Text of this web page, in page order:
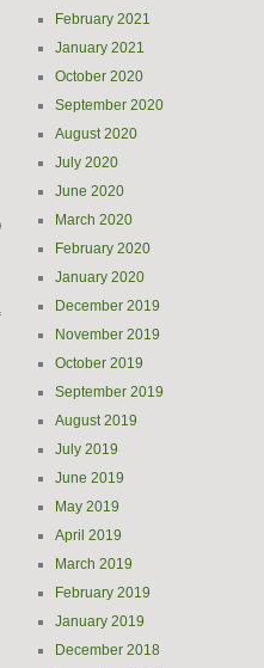
on
February 2021
January 2021
October 2020
September 2020
August 2020
July 2020
June 2020
March 2020
February 2020
January 2020
December 2019
November 2019
October 2019
September 2019
August 2019
July 2019
June 2019
May 2019
April 2019
March 2019
February 2019
January 2019
December 2018